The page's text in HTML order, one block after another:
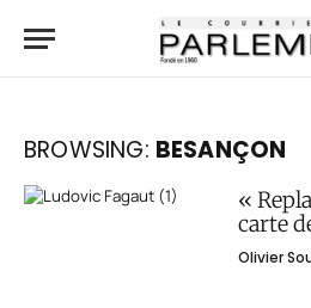
BROWSING: BESANÇON
«
carte
Olivier